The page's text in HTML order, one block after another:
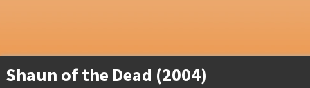
Shaun of the Dead (2004)